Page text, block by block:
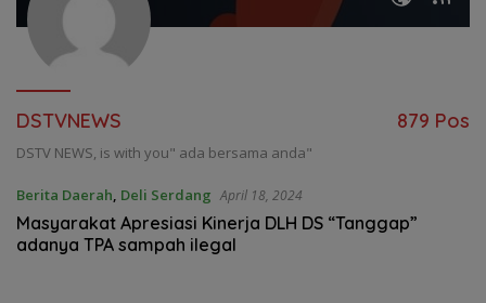
DSTVNEWS 879 Pos
DSTV NEWS, is with you" ada bersama anda"
Berita Daerah, Deli Serdang April 18, 2024
Masyarakat Apresiasi Kinerja DLH DS “Tanggap”
adanya TPA sampah ilegal